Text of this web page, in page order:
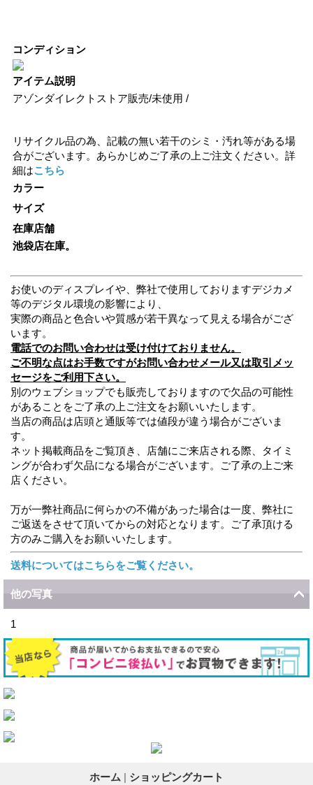
コンディション
アイテム説明
アゾンダイレクトストア販売/未使用 /
リサイクル品の為、記載の無い若干のシミ・汚れ等がある場
合がございます。あらかじめご了承の上ご注文ください。詳
細はこちら
カラー
サイズ
在庫店舗
池袋店在庫。
お使いのディスプレイや、弊社で使用しておりますデジカメ
等のデジタル環境の影響により、
実際の商品と色合いや質感が若干異なって見える場合がござ
います。
電話でのお問い合わせは受け付けておりません。
ご不明な点はお手数ですがお問い合わせメール又は取引メッ
セージをご利用下さい。
別のウェブショップでも販売しておりますので欠品の可能性
があることをご了承の上ご注文をお願いいたします。
当店の商品は店頭と通販等では値段が違う場合がございま
す。
ネット掲載商品をご覧頂き、店舗にご来店される際、タイミ
ングが合わず欠品になる場合がございます。ご了承の上ご来
店ください。
万が一弊社商品に何らかの不備があった場合は一度、弊社に
ご返送をさせて頂いてからの対応となります。ご了承頂ける
方のみご購入をお願いいたします。
送料についてはこちらをご覧ください。
他の写真
1
ホーム | ショッピングカート